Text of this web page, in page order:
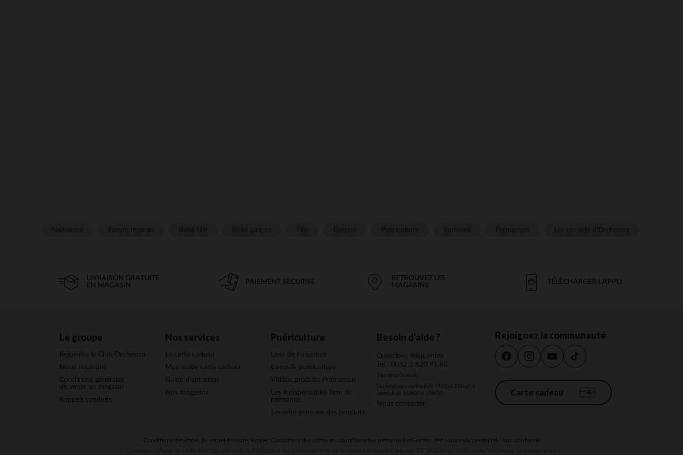
LIVRAISON GRATUITE
EN MAGASIN
PAIEMENT SÉCURISÉ
RETROUVEZ LES
MAGASINS
TÉLÉCHARGER L'APPLI
Le groupe
Rejoindre le Club Orchestra
Nous rejoindre
Conditions générales
de vente en magasin
Rappels produits
Nos services
La carte cadeau
Mon solde carte cadeau
Guide d'entretien
Nos magasins
Puériculture
Liste de naissance
Conseils puériculture
Vidéos produits Prémaman
Les indispensables liste de
naissance
Sécurité générale des produits
Besoin d'aide ?
Questions fréquentes
Tel : 0032 2 620 91 60
(Numéro Gratuit)
Du lundi au vendredi de 9h00 à 18h et le
samedi de 10h00 à 18h00
Nous contacter
Rejoignez la communauté
Carte cadeau
Conditions générales de venteMentions légales *Conditions des offres en cours Données personnellesGestion des cookiesAccessibilité : non conforme